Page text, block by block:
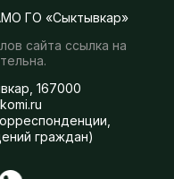
ГО «Сыктывкар»
сайта ссылка на
167000
граждан)